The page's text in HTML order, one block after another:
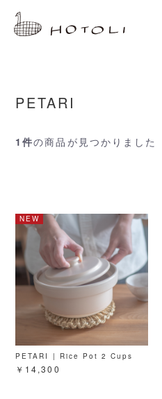
PETARI
1件の商品が見つかりました
PETARI | Rice Pot 2 Cups
￥14,300